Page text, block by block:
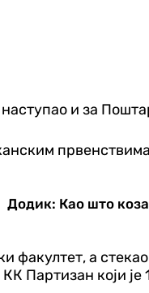
и за
Додик: Као што
факултет, а
Партизан који